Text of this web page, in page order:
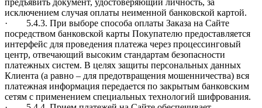
предъявить документ, удостоверяющий личность, за
исключением случая оплаты неименной банковской картой.
· 5.4.3. При выборе способа оплаты Заказа на Сайте
посредством банковской карты Покупателю предоставляется
интерфейс для проведения платежа через процессинговый
центр, отвечающий высоким стандартам безопасности
платежных систем. В целях защиты персональных данных
Клиента (а равно – для предотвращения мошенничества) вся
платежная информация передается по закрытым банковским
сетям с применением специальных технологий шифрования.